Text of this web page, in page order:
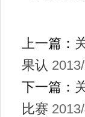
上一篇：
果认
下一篇：
比赛